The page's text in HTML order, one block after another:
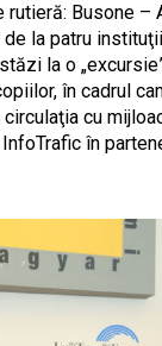
rutieră: Busone –
de la patru
la o
în cadrul
cu
în